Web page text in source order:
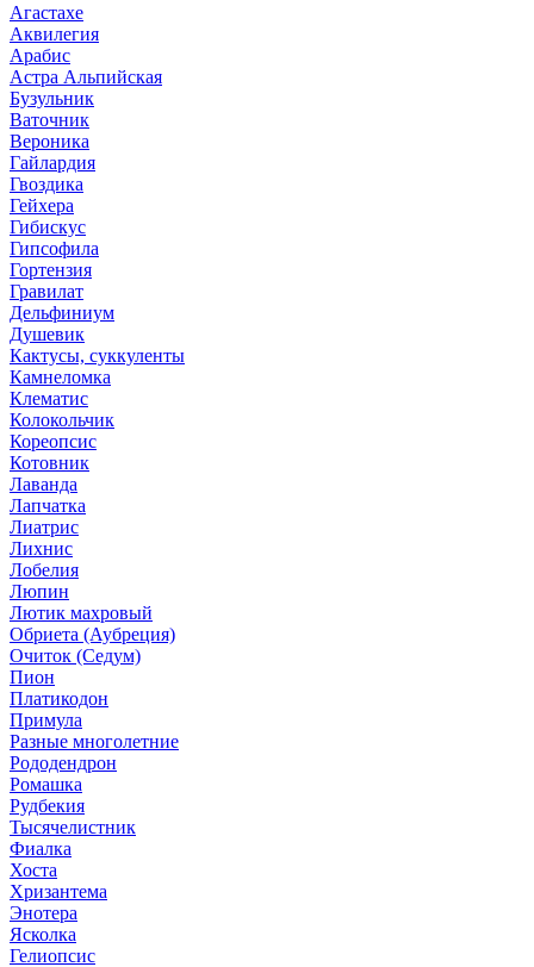
Агастахе
Аквилегия
Арабис
Астра Альпийская
Бузульник
Ваточник
Вероника
Гайлардия
Гвоздика
Гейхера
Гибискус
Гипсофила
Гортензия
Гравилат
Дельфиниум
Душевик
Кактусы, суккуленты
Камнеломка
Клематис
Колокольчик
Кореопсис
Котовник
Лаванда
Лапчатка
Лиатрис
Лихнис
Лобелия
Люпин
Лютик махровый
Обриета (Аубреция)
Очиток (Седум)
Пион
Платикодон
Примула
Разные многолетние
Рододендрон
Ромашка
Рудбекия
Тысячелистник
Фиалка
Хоста
Хризантема
Энотера
Ясколка
Гелиопсис